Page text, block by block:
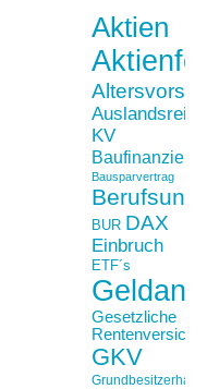
Aktien
Auslandsreise
KV
Bausparvertrag
BUR DAX
Einbruch
ETF´s
Gesetzliche
GKV